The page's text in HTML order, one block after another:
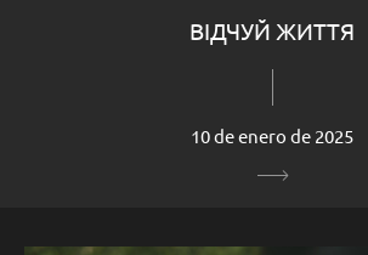
ВІДЧУЙ ЖИТТЯ
10 de enero de 2025